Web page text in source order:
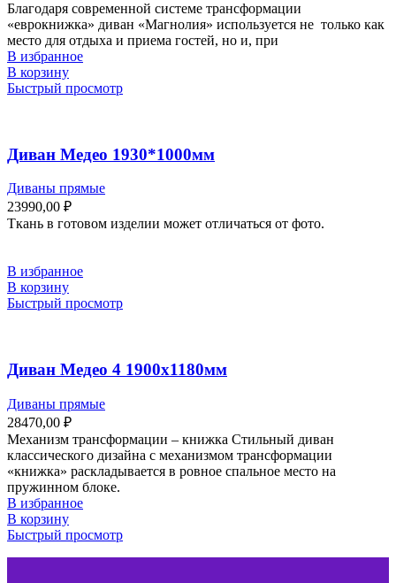
Благодаря современной системе трансформации
«еврокнижка» диван «Магнолия» используется не только как
место для отдыха и приема гостей, но и, при
В избранное
В корзину
Быстрый просмотр
Диван Медео 1930*1000мм
Диваны прямые
23990,00 ₽
Ткань в готовом изделии может отличаться от фото.
В избранное
В корзину
Быстрый просмотр
Диван Медео 4 1900х1180мм
Диваны прямые
28470,00 ₽
Механизм трансформации – книжка Стильный диван
классического дизайна с механизмом трансформации
«книжка» раскладывается в ровное спальное место на
пружинном блоке.
В избранное
В корзину
Быстрый просмотр